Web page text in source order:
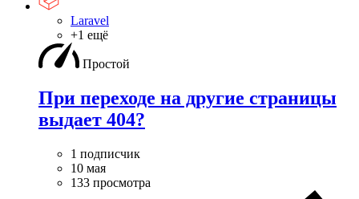
Laravel
+1 ещё
Простой
При переходе на другие страницы
выдает 404?
1 подписчик
10 мая
133 просмотра